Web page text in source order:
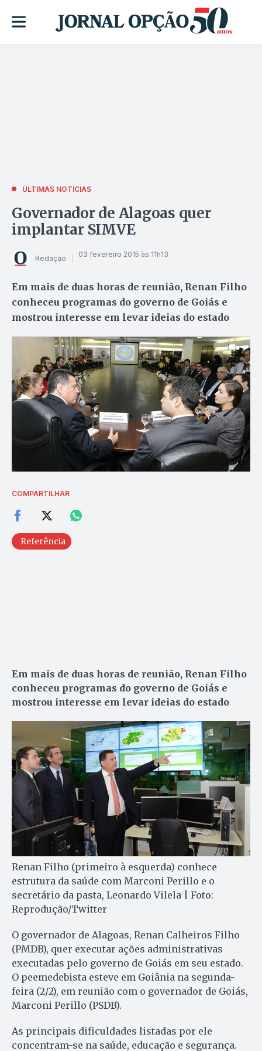
ÚLTIMAS NOTÍCIAS
Governador de Alagoas quer
implantar SIMVE
Redação 03 fevereiro 2015 às 11h13
Em mais de duas horas de reunião, Renan Filho
conheceu programas do governo de Goiás e
mostrou interesse em levar ideias do estado
COMPARTILHAR
Referência
Em mais de duas horas de reunião, Renan Filho
conheceu programas do governo de Goiás e
mostrou interesse em levar ideias do estado
Renan Filho (primeiro à esquerda) conhece
estrutura da saúde com Marconi Perillo e o
secretário da pasta, Leonardo Vilela | Foto:
Reprodução/Twitter
O governador de Alagoas, Renan Calheiros Filho
(PMDB), quer executar ações administrativas
executadas pelo governo de Goiás em seu estado.
O peemedebista esteve em Goiânia na segunda-
feira (2/2), em reunião com o governador de Goiás,
Marconi Perillo (PSDB).
As principais dificuldades listadas por ele
concentram-se na saúde, educação e segurança.